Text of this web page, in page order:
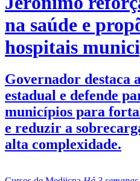
na saúde e
hospitais
Governador destaca
estadual e defende
municípios para
e reduzir a
alta complexidade.